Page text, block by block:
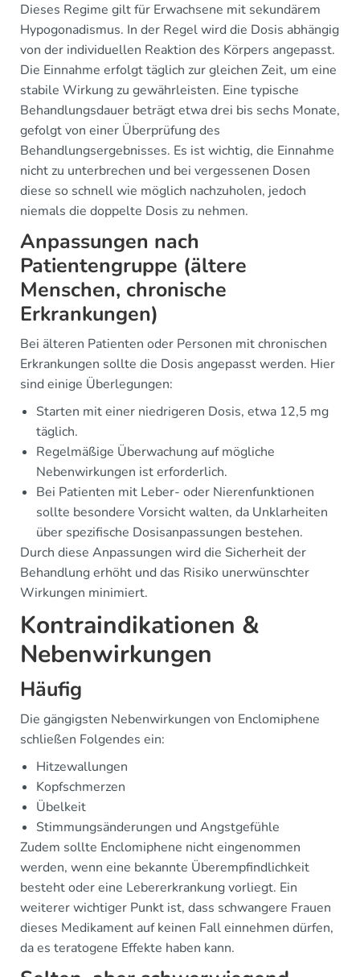
Dieses Regime gilt für Erwachsene mit sekundärem
Hypogonadismus. In der Regel wird die Dosis abhängig
von der individuellen Reaktion des Körpers angepasst.
Die Einnahme erfolgt täglich zur gleichen Zeit, um eine
stabile Wirkung zu gewährleisten. Eine typische
Behandlungsdauer beträgt etwa drei bis sechs Monate,
gefolgt von einer Überprüfung des
Behandlungsergebnisses. Es ist wichtig, die Einnahme
nicht zu unterbrechen und bei vergessenen Dosen
diese so schnell wie möglich nachzuholen, jedoch
niemals die doppelte Dosis zu nehmen.
Anpassungen nach
Patientengruppe (ältere
Menschen, chronische
Erkrankungen)
Bei älteren Patienten oder Personen mit chronischen
Erkrankungen sollte die Dosis angepasst werden. Hier
sind einige Überlegungen:
Starten mit einer niedrigeren Dosis, etwa 12,5 mg
täglich.
Regelmäßige Überwachung auf mögliche
Nebenwirkungen ist erforderlich.
Bei Patienten mit Leber- oder Nierenfunktionen
sollte besondere Vorsicht walten, da Unklarheiten
über spezifische Dosisanpassungen bestehen.
Durch diese Anpassungen wird die Sicherheit der
Behandlung erhöht und das Risiko unerwünschter
Wirkungen minimiert.
Kontraindikationen &
Nebenwirkungen
Häufig
Die gängigsten Nebenwirkungen von Enclomiphene
schließen Folgendes ein:
Hitzewallungen
Kopfschmerzen
Übelkeit
Stimmungsänderungen und Angstgefühle
Zudem sollte Enclomiphene nicht eingenommen
werden, wenn eine bekannte Überempfindlichkeit
besteht oder eine Lebererkrankung vorliegt. Ein
weiterer wichtiger Punkt ist, dass schwangere Frauen
dieses Medikament auf keinen Fall einnehmen dürfen,
da es teratogene Effekte haben kann.